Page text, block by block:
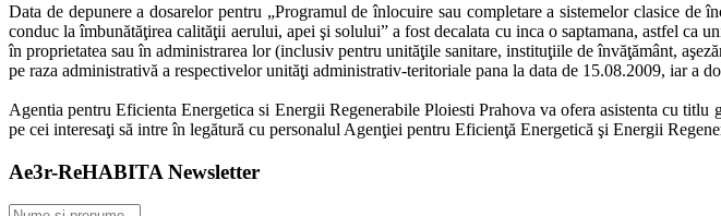
Data de depunere a dosarelor pentru „Programul de înlocuire sau completare a sistemelor clasice de
conduc la îmbunătăţirea calităţii aerului, apei şi solului” a fost decalata cu inca o saptamana, astfel
în proprietatea sau în administrarea lor (inclusiv pentru unităţile sanitare, instituţiile de învăţământ,
pe raza administrativă a respectivelor unităţi administrativ-teritoriale pana la data de 15.08.2009, iar a
Agentia pentru Eficienta Energetica si Energii Regenerabile Ploiesti Prahova va ofera asistenta cu
pe cei interesaţi să intre în legătură cu personalul Agenţiei pentru Eficienţă Energetică şi Energii
Ae3r-ReHABITA Newsletter